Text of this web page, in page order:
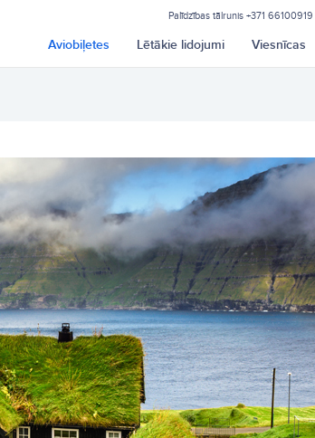
Palīdzības tālrunis +371 66100919
Aviobiļetes Lētākie lidojumi Viesnīcas